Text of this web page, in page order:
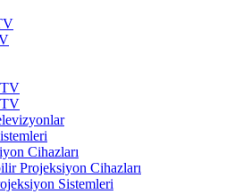
Cihazları
Projeksiyon Cihazları
Sistemleri